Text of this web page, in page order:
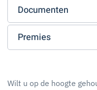
Documenten
Premies
Wilt u op de hoogte